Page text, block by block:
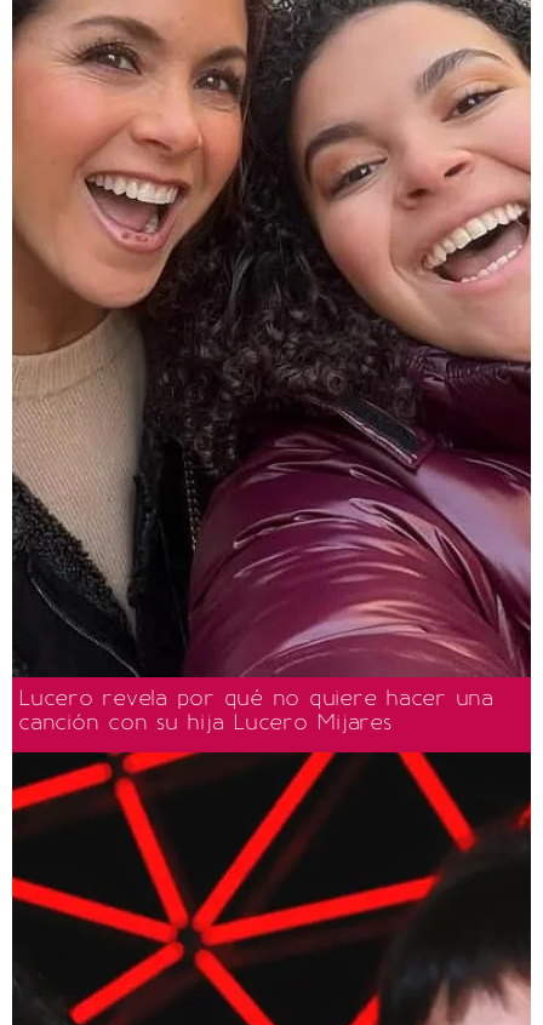
Lucero revela por qué no quiere hacer una
canción con su hija Lucero Mijares